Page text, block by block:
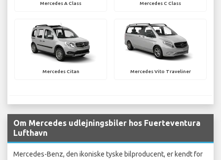
Mercedes A Class Mercedes C Class
Mercedes Citan Mercedes Vito Traveliner
Om Mercedes udlejningsbiler hos Fuerteventura
Lufthavn
Mercedes-Benz, den ikoniske tyske bilproducent, er kendt for